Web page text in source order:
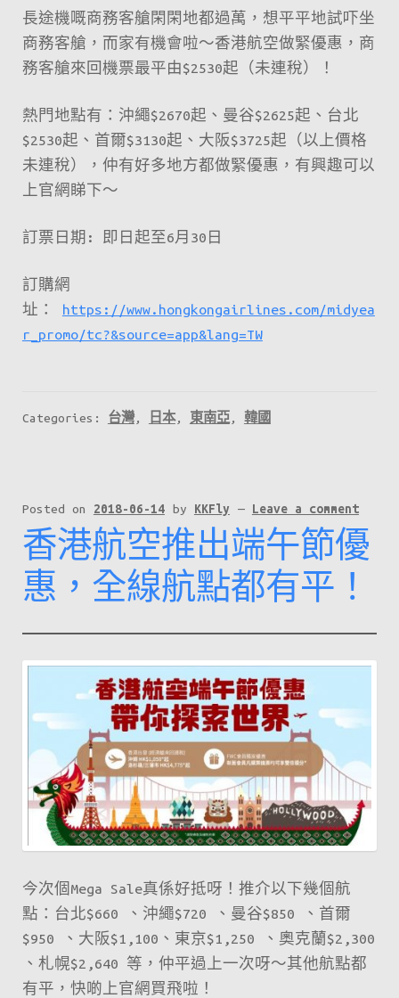
長途機嘅商務客艙閑閑地都過萬，想平平地試吓坐
商務客艙，而家有機會啦～香港航空做緊優惠，商
務客艙來回機票最平由$2530起（未連稅）！
熱門地點有：沖繩$2670起、曼谷$2625起、台北
$2530起、首爾$3130起、大阪$3725起（以上價格
未連稅），仲有好多地方都做緊優惠，有興趣可以
上官網睇下～
訂票日期: 即日起至6月30日
訂購網
址： https://www.hongkongairlines.com/midyea
r_promo/tc?&source=app&lang=TW
Categories: 台灣, 日本, 東南亞, 韓國
Posted on 2018-06-14 by KKFly — Leave a comment
香港航空推出端午節優
惠，全線航點都有平！
今次個Mega Sale真係好抵呀！推介以下幾個航
點：台北$660 、沖繩$720 、曼谷$850 、首爾
$950 、大阪$1,100、東京$1,250 、奧克蘭$2,300
、札幌$2,640 等，仲平過上一次呀～其他航點都
有平，快啲上官網買飛啦！